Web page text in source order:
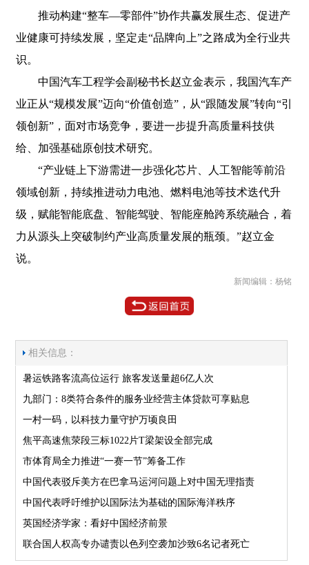
推动构建“整车—零部件”协作共赢发展生态、促进产
业健康可持续发展，坚定走“品牌向上”之路成为全行业共
识。
中国汽车工程学会副秘书长赵立金表示，我国汽车产
业正从“规模发展”迈向“价值创造”，从“跟随发展”转向“引
领创新”，面对市场竞争，要进一步提升高质量科技供
给、加强基础原创技术研究。
“产业链上下游需进一步强化芯片、人工智能等前沿
领域创新，持续推进动力电池、燃料电池等技术迭代升
级，赋能智能底盘、智能驾驶、智能座舱跨系统融合，着
力从源头上突破制约产业高质量发展的瓶颈。”赵立金
说。
新闻编辑：杨铭
相关信息：
暑运铁路客流高位运行 旅客发送量超6亿人次
九部门：8类符合条件的服务业经营主体贷款可享贴息
一村一码，以科技力量守护万顷良田
焦平高速焦荥段三标1022片T梁架设全部完成
市体育局全力推进“一赛一节”筹备工作
中国代表驳斥美方在巴拿马运河问题上对中国无理指责
中国代表呼吁维护以国际法为基础的国际海洋秩序
英国经济学家：看好中国经济前景
联合国人权高专办谴责以色列空袭加沙致6名记者死亡